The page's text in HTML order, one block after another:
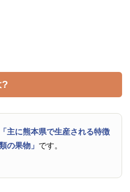
?
「主に熊本県で生産される特徴
の果物」 です。